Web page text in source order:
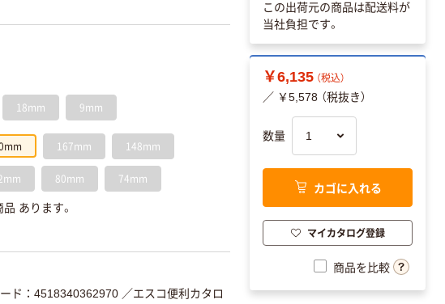
18mm 9mm
167mm 148mm
80mm 74mm
品 あります。
ド：4518340362970 ／エスコ便利カタロ
この出荷元の商品は配送料が
当社負担です。
￥6,135 （税込）
／ ￥5,578 （税抜き）
数量
カゴに入れる
マイカタログ登録
商品を比較